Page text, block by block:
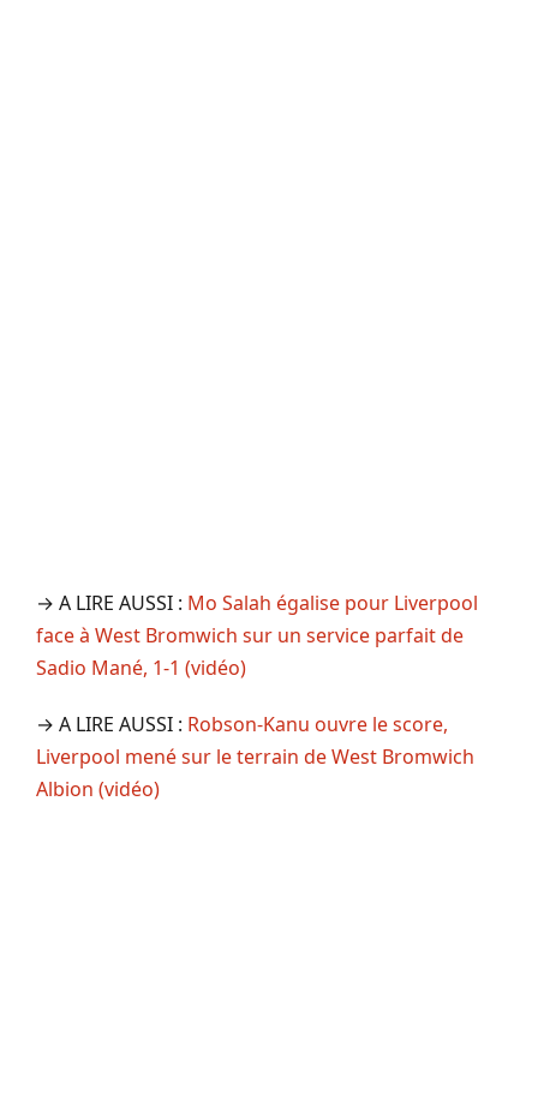
→ A LIRE AUSSI : Mo Salah égalise pour Liverpool
face à West Bromwich sur un service parfait de
Sadio Mané, 1-1 (vidéo)
→ A LIRE AUSSI : Robson-Kanu ouvre le score,
Liverpool mené sur le terrain de West Bromwich
Albion (vidéo)